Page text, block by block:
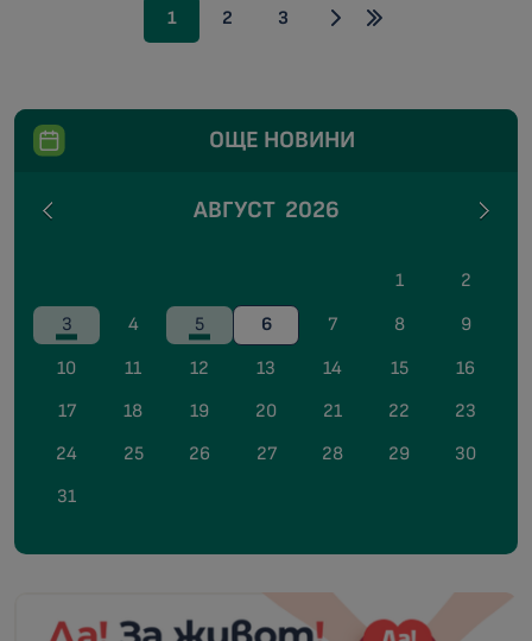
1 2 3
ОЩЕ НОВИНИ
АВГУСТ 2026
1
2
3
4 5 6 7 8
9
10
11 12 13 14 15
16
17
18 19 20 21 22
23
24
25 26 27 28 29
30
31